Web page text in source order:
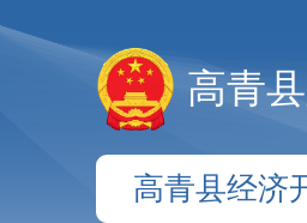
高青
高青县经济